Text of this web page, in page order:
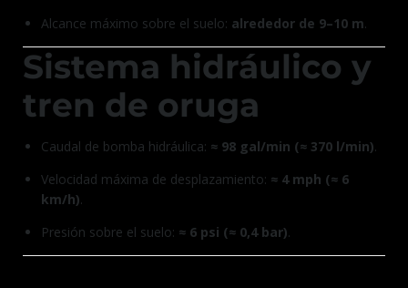
Alcance máximo sobre el suelo: alrededor de 9–10 m.
Sistema hidráulico y
tren de oruga
Caudal de bomba hidráulica: ≈ 98 gal/min (≈ 370 l/min).
Velocidad máxima de desplazamiento: ≈ 4 mph (≈ 6
km/h).
Presión sobre el suelo: ≈ 6 psi (≈ 0,4 bar).